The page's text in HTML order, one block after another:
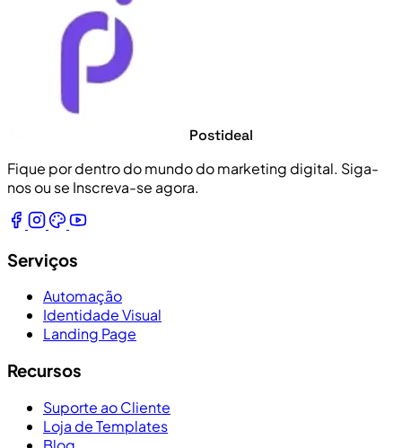
Postideal
Fique por dentro do mundo do marketing digital. Siga-
nos ou se Inscreva-se agora.
Serviços
Automação
Identidade Visual
Landing Page
Recursos
Suporte ao Cliente
Loja de Templates